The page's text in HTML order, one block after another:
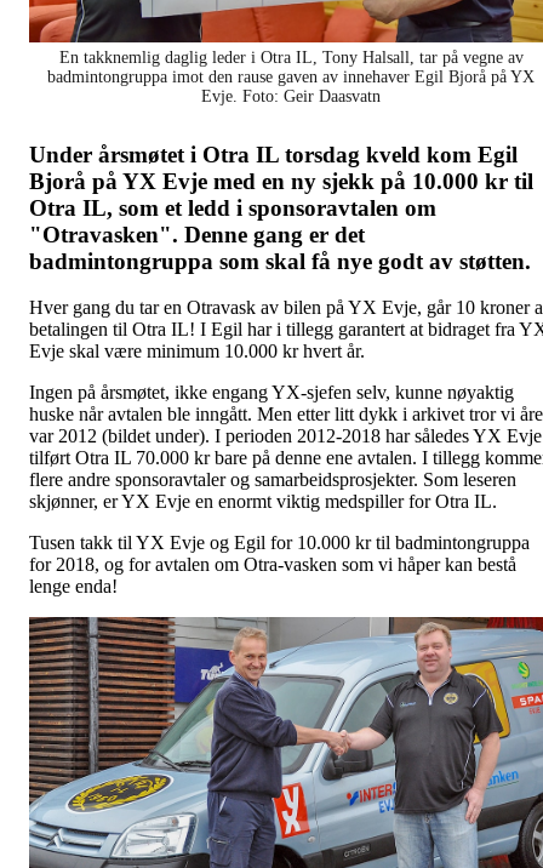
En takknemlig daglig leder i Otra IL, Tony Halsall, tar på vegne av
badmintongruppa imot den rause gaven av innehaver Egil Bjorå på YX
Evje. Foto: Geir Daasvatn
Under årsmøtet i Otra IL torsdag kveld kom Egil
Bjorå på YX Evje med en ny sjekk på 10.000 kr til
Otra IL, som et ledd i sponsoravtalen om
"Otravasken". Denne gang er det
badmintongruppa som skal få nye godt av støtten.
Hver gang du tar en Otravask av bilen på YX Evje, går 10 kroner
betalingen til Otra IL! I Egil har i tillegg garantert at bidraget fra
Evje skal være minimum 10.000 kr hvert år.
Ingen på årsmøtet, ikke engang YX-sjefen selv, kunne nøyaktig
huske når avtalen ble inngått. Men etter litt dykk i arkivet tror vi
var 2012 (bildet under). I perioden 2012-2018 har således YX Evje
tilført Otra IL 70.000 kr bare på denne ene avtalen. I tillegg
flere andre sponsoravtaler og samarbeidsprosjekter. Som leseren
skjønner, er YX Evje en enormt viktig medspiller for Otra IL.
Tusen takk til YX Evje og Egil for 10.000 kr til badmintongruppa
for 2018, og for avtalen om Otra-vasken som vi håper kan bestå
lenge enda!